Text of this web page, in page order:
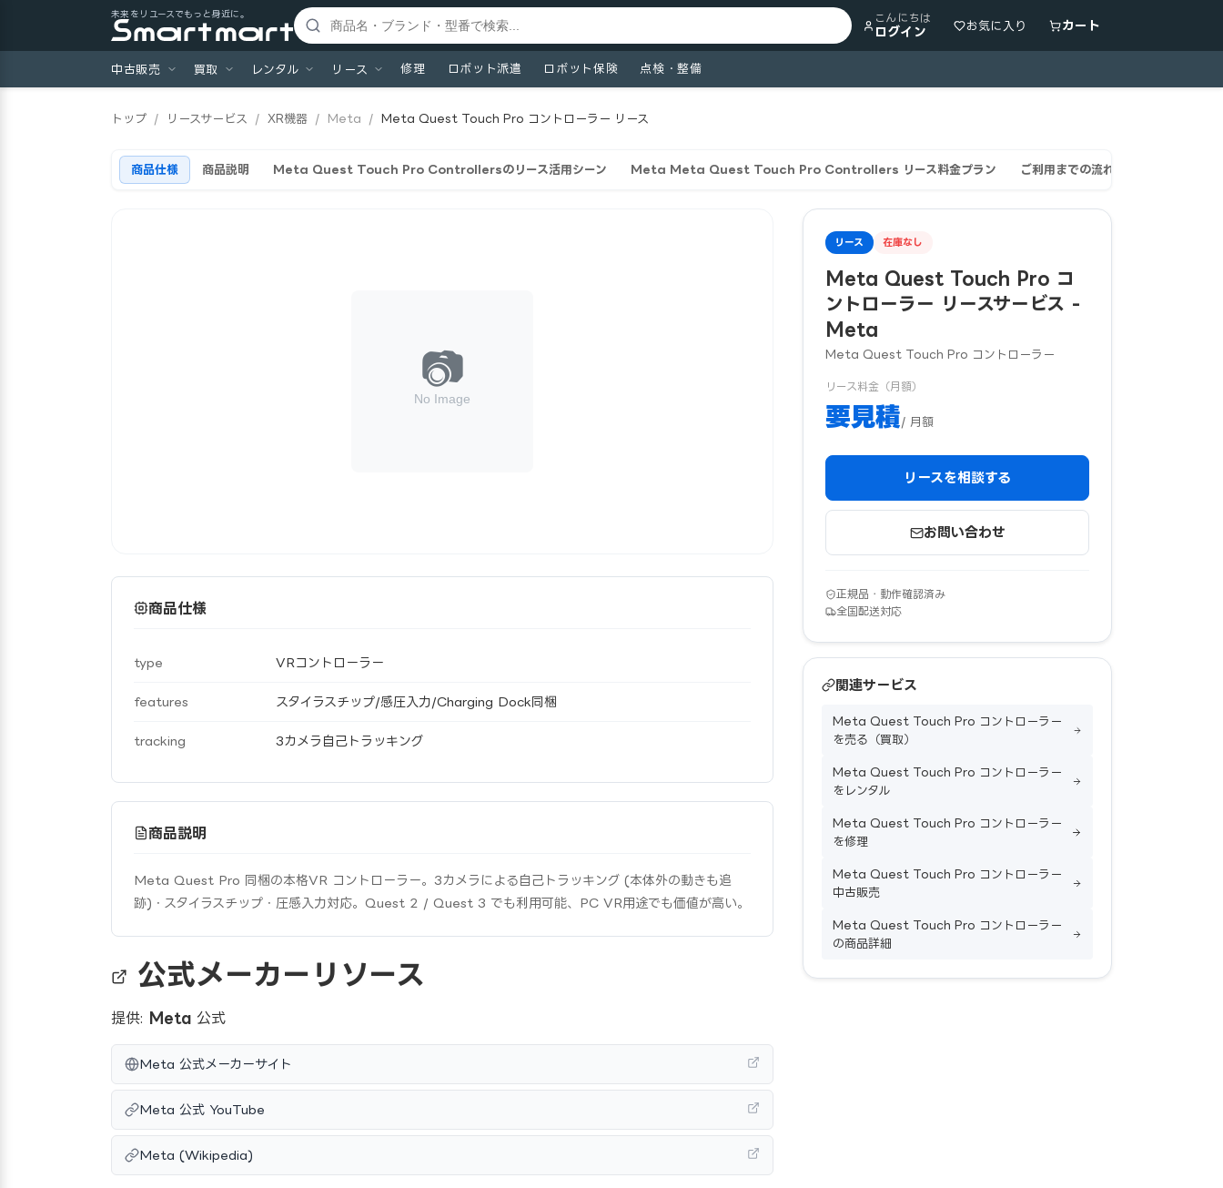
未来をリユースでもっと身近に。 こんにちは
ログイン お気に入り カート
中古販売 買取 レンタル リース 修理 ロボット派遣 ロボット保険 点検・整備
トップ / リースサービス / XR機器 / Meta / Meta Quest Touch Pro コントローラー リース
商品仕様 商品説明 Meta Quest Touch Pro Controllersのリース活用シーン Meta Meta Quest Touch Pro Controllers リース料金プラン ご利用までの流れ
商品仕様
type VRコントローラー
features スタイラスチップ/感圧入力/Charging Dock同梱
tracking 3カメラ自己トラッキング
商品説明
Meta Quest Pro 同梱の本格VR コントローラー。3カメラによる自己トラッキング (本体外の動きも追
跡)・スタイラスチップ・圧感入力対応。Quest 2 / Quest 3 でも利用可能、PC VR用途でも価値が高い。
公式メーカーリソース
提供: Meta 公式
Meta 公式メーカーサイト
Meta 公式 YouTube
Meta (Wikipedia)
リース 在庫なし
Meta Quest Touch Pro コ
ントローラー リースサービス -
Meta
Meta Quest Touch Pro コントローラー
リース料金（月額）
要見積/ 月額
リースを相談する
お問い合わせ
正規品・動作確認済み
全国配送対応
関連サービス
Meta Quest Touch Pro コントローラー
を売る（買取）
Meta Quest Touch Pro コントローラー
をレンタル
Meta Quest Touch Pro コントローラー
を修理
Meta Quest Touch Pro コントローラー
中古販売
Meta Quest Touch Pro コントローラー
の商品詳細